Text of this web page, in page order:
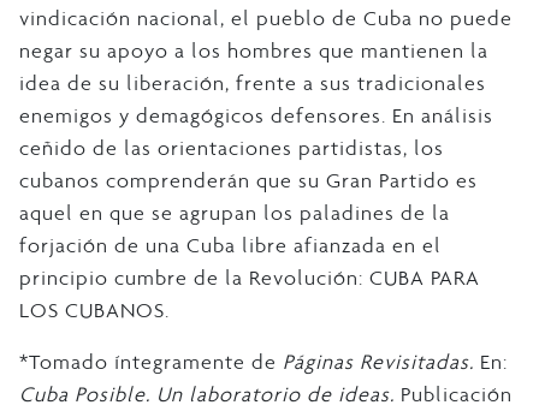
vindicación nacional, el pueblo de Cuba no puede
negar su apoyo a los hombres que mantienen la
idea de su liberación, frente a sus tradicionales
enemigos y demagógicos defensores. En análisis
ceñido de las orientaciones partidistas, los
cubanos comprenderán que su Gran Partido es
aquel en que se agrupan los paladines de la
forjación de una Cuba libre afianzada en el
principio cumbre de la Revolución: CUBA PARA
LOS CUBANOS.
*Tomado íntegramente de Páginas Revisitadas. En:
Cuba Posible. Un laboratorio de ideas. Publicación